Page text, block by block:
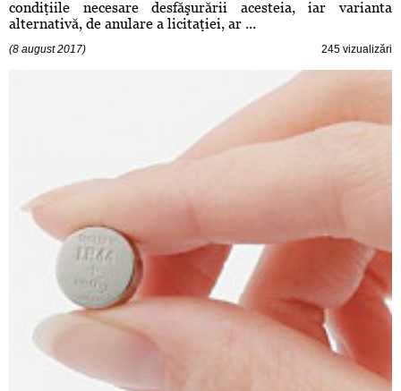
condiţiile necesare desfăşurării acesteia, iar varianta
alternativă, de anulare a licitaţiei, ar ...
(8 august 2017) 245 vizualizări